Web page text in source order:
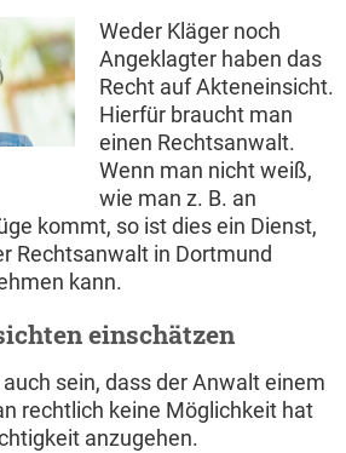
Weder Kläger noch
Angeklagter haben das
Recht auf Akteneinsicht.
Hierfür braucht man
einen Rechtsanwalt.
Wenn man nicht weiß,
wie man z. B. an
kommt, so ist dies ein Dienst,
Rechtsanwalt in Dortmund
kann.
einschätzen
sein, dass der Anwalt einem
rechtlich keine Möglichkeit hat
anzugehen.